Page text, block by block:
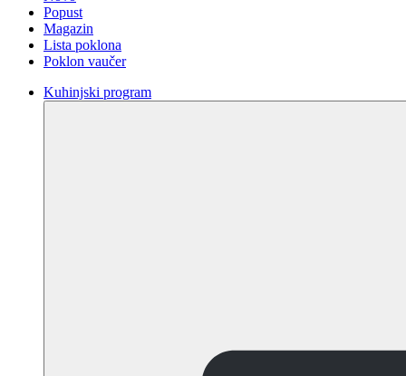
Popust
Magazin
Lista poklona
Poklon vaučer
Kuhinjski program